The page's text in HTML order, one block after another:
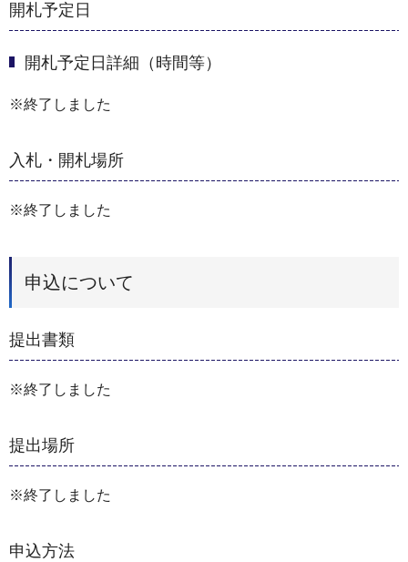
開札予定日
開札予定日詳細（時間等）
※終了しました
入札・開札場所
※終了しました
申込について
提出書類
※終了しました
提出場所
※終了しました
申込方法